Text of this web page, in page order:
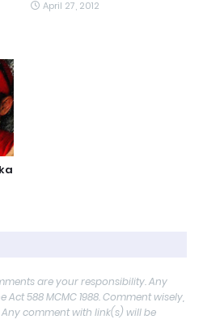
April 27, 2012
are your responsibility. Any
588 MCMC 1988. Comment wisely,
comment with link(s) will be